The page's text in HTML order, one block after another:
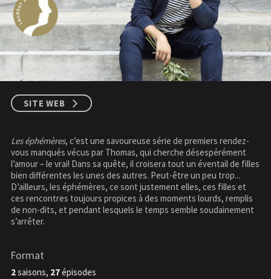
SITE WEB
Les éphémères, c’est une savoureuse série de premiers rendez-
vous manqués vécus par Thomas, qui cherche désespérément
l’amour – le vrai! Dans sa quête, il croisera tout un éventail de filles
bien différentes les unes des autres. Peut-être un peu trop...
D’ailleurs, les éphémères, ce sont justement elles, ces filles et
ces rencontres toujours propices à des moments lourds, remplis
de non-dits, et pendant lesquels le temps semble soudainement
s’arrêter.
Format
2saisons, 27épisodes